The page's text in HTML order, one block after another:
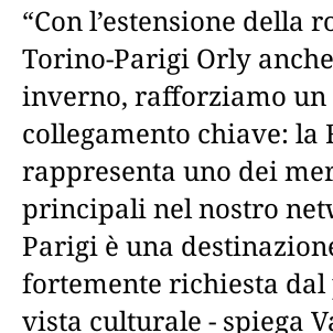
“Con l’estensione della
Torino-Parigi Orly
inverno, rafforziamo un
collegamento chiave: la
rappresenta uno dei
principali nel nostro
Parigi è una
fortemente richiesta
vista culturale - spiega